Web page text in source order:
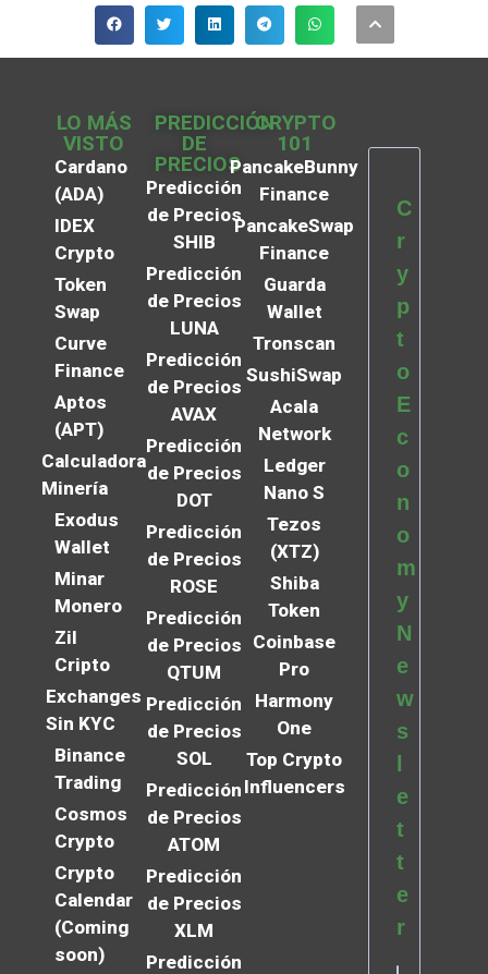
LO MÁS
VISTO
Cardano
(ADA)
IDEX
Crypto
Token
Swap
Curve
Finance
Aptos
(APT)
Calculadora
Minería
Exodus
Wallet
Minar
Monero
Zil
Cripto
Exchanges
Sin KYC
Binance
Trading
Cosmos
Crypto
Crypto
Calendar
(Coming
soon)
PREDICCIÓN
DE
PRECIOS
Predicción
de Precios
SHIB
Predicción
de Precios
LUNA
Predicción
de Precios
AVAX
Predicción
de Precios
DOT
Predicción
de Precios
ROSE
Predicción
de Precios
QTUM
Predicción
de Precios
SOL
Predicción
de Precios
ATOM
Predicción
de Precios
XLM
Predicción
CRYPTO
101
PancakeBunny
Finance
PancakeSwap
Finance
Guarda
Wallet
Tronscan
SushiSwap
Acala
Network
Ledger
Nano S
Tezos
(XTZ)
Shiba
Token
Coinbase
Pro
Harmony
One
Top Crypto
Influencers
C
r
y
p
t
o
E
c
o
n
o
m
y
N
e
w
s
e
t
t
e
r